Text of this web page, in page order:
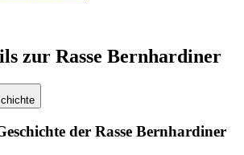
zur Rasse Bernhardiner
der Rasse Bernhardiner